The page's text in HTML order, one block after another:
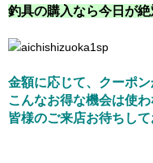
釣具の購入なら今日が
金額に応じて、クーポ
こんなお得な機会は使
皆様のご来店お待ちし